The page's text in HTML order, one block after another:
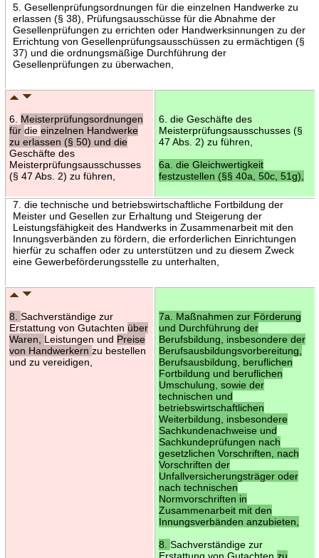
5. Gesellenprüfungsordnungen für die einzelnen Handwerke zu
erlassen (§ 38), Prüfungsausschüsse für die Abnahme der
Gesellenprüfungen zu errichten oder Handwerksinnungen zu der
Errichtung von Gesellenprüfungsausschüssen zu ermächtigen (§
37) und die ordnungsmäßige Durchführung der
Gesellenprüfungen zu überwachen,
6. Meisterprüfungsordnungen
für die einzelnen Handwerke
zu erlassen (§ 50) und die
Geschäfte des
Meisterprüfungsausschusses
(§ 47 Abs. 2) zu führen,
6. die Geschäfte des
Meisterprüfungsausschusses (§
47 Abs. 2) zu führen,
6a. die Gleichwertigkeit
festzustellen (§§ 40a, 50c, 51g),
7. die technische und betriebswirtschaftliche Fortbildung der
Meister und Gesellen zur Erhaltung und Steigerung der
Leistungsfähigkeit des Handwerks in Zusammenarbeit mit den
Innungsverbänden zu fördern, die erforderlichen Einrichtungen
hierfür zu schaffen oder zu unterstützen und zu diesem Zweck
eine Gewerbeförderungsstelle zu unterhalten,
8. Sachverständige zur
Erstattung von Gutachten über
Waren, Leistungen und Preise
von Handwerkern zu bestellen
und zu vereidigen,
7a. Maßnahmen zur Förderung
und Durchführung der
Berufsbildung, insbesondere der
Berufsausbildungsvorbereitung,
Berufsausbildung, beruflichen
Fortbildung und beruflichen
Umschulung, sowie der
technischen und
betriebswirtschaftlichen
Weiterbildung, insbesondere
Sachkundenachweise und
Sachkundeprüfungen nach
gesetzlichen Vorschriften, nach
Vorschriften der
Unfallversicherungsträger oder
nach technischen
Normvorschriften in
Zusammenarbeit mit den
Innungsverbänden anzubieten,
8. Sachverständige zur
Erstattung von Gutachten zu